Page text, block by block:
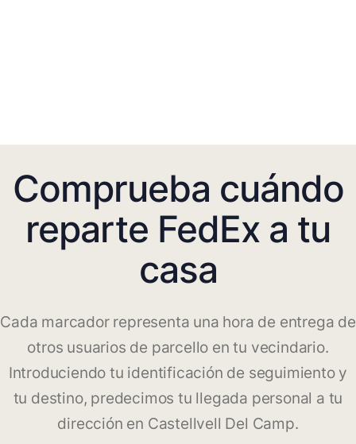
Comprueba cuándo
reparte FedEx a tu
casa
Cada marcador representa una hora de entrega de
otros usuarios de parcello en tu vecindario.
Introduciendo tu identificación de seguimiento y
tu destino, predecimos tu llegada personal a tu
dirección en Castellvell Del Camp.